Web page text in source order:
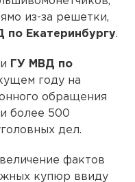
из-за решетки,
по Екатеринбургу.
ГУ МВД по
году на
обращения
более 500
дел.
фактов
купюр ввиду